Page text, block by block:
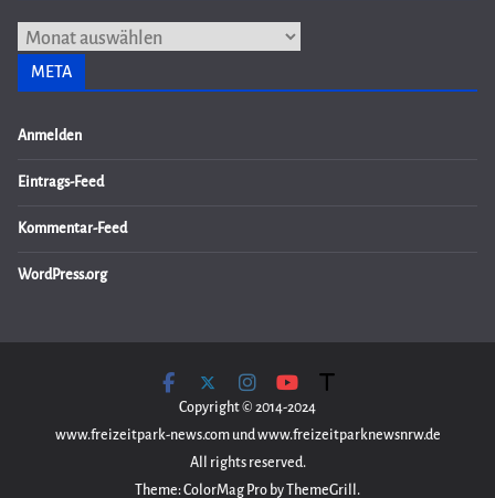
Archiv
META
Anmelden
Eintrags-Feed
Kommentar-Feed
WordPress.org
Copyright © 2014-2024
www.freizeitpark-news.com und www.freizeitparknewsnrw.de
All rights reserved.
Theme: ColorMag Pro by ThemeGrill.